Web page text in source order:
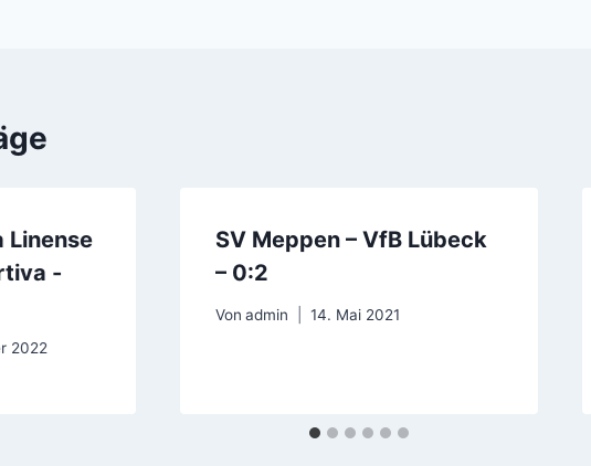
Linense
-
2022
SV Meppen – VfB Lübeck
– 0:2
Von admin 14. Mai 2021